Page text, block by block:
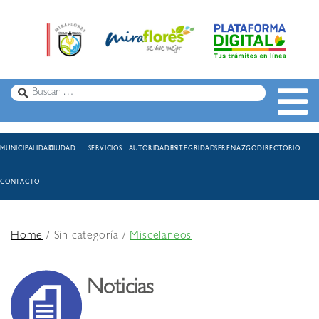
MUNICIPALIDADCIUDAD SERVICIOS AUTORIDADESINTEGRIDADSERENAZGODIRECTORIO
CONTACTO
Home/ Sin categoría /Miscelaneos
Noticias